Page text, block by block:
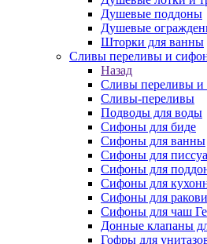
Душевые поддоны
Душевые
Шторки для ванны
Сливы переливы и
Назад
Сливы переливы
Сливы-переливы
Подводы для воды
Сифоны для биде
Сифоны для ванны
Сифоны для
Сифоны для
Сифоны для
Сифоны для
Сифоны для чаш
Донные клапаны
Гофры для